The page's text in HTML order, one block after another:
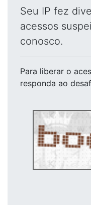
Seu IP fez
acessos
conosco.
Para liberar o
responda ao